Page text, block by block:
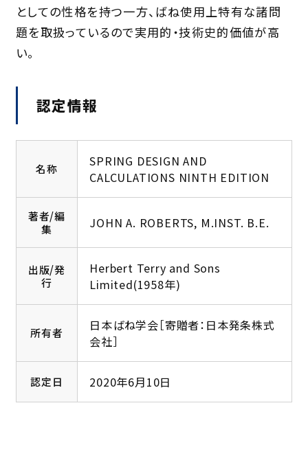
としての性格を持つ一方、ばね使用上特有な諸問
題を取扱っているので実用的・技術史的価値が高
い。
認定情報
名称
SPRING DESIGN AND
CALCULATIONS NINTH EDITION
著者/編
集
JOHN A. ROBERTS, M.INST. B.E.
出版/発
行
Herbert Terry and Sons
Limited(1958年)
所有者
日本ばね学会［寄贈者：日本発条株式
会社］
認定日 2020年6月10日